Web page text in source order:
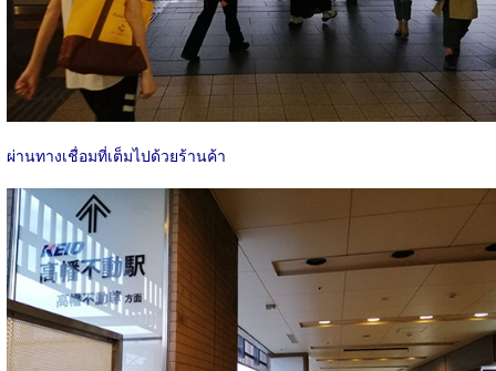
ผ่านทางเชื่อมที่เต็มไปด้วยร้านค้า